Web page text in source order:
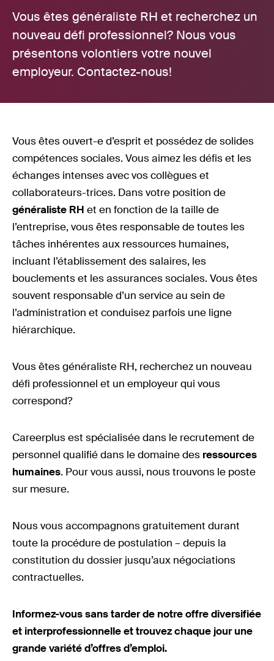
Vous êtes généraliste RH et recherchez un
nouveau défi professionnel? Nous vous
présentons volontiers votre nouvel
employeur. Contactez-nous!
Vous êtes ouvert-e d’esprit et possédez de solides
compétences sociales. Vous aimez les défis et les
échanges intenses avec vos collègues et
collaborateurs-trices. Dans votre position de
généraliste RH et en fonction de la taille de
l’entreprise, vous êtes responsable de toutes les
tâches inhérentes aux ressources humaines,
incluant l’établissement des salaires, les
bouclements et les assurances sociales. Vous êtes
souvent responsable d’un service au sein de
l’administration et conduisez parfois une ligne
hiérarchique.
Vous êtes généraliste RH, recherchez un nouveau
défi professionnel et un employeur qui vous
correspond?
Careerplus est spécialisée dans le recrutement de
personnel qualifié dans le domaine des ressources
humaines. Pour vous aussi, nous trouvons le poste
sur mesure.
Nous vous accompagnons gratuitement durant
toute la procédure de postulation – depuis la
constitution du dossier jusqu’aux négociations
contractuelles.
Informez-vous sans tarder de notre offre diversifiée
et interprofessionnelle et trouvez chaque jour une
grande variété d’offres d’emploi.